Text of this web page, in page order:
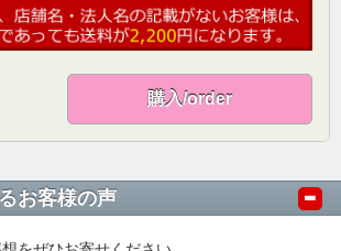
購入/order
お客様の声